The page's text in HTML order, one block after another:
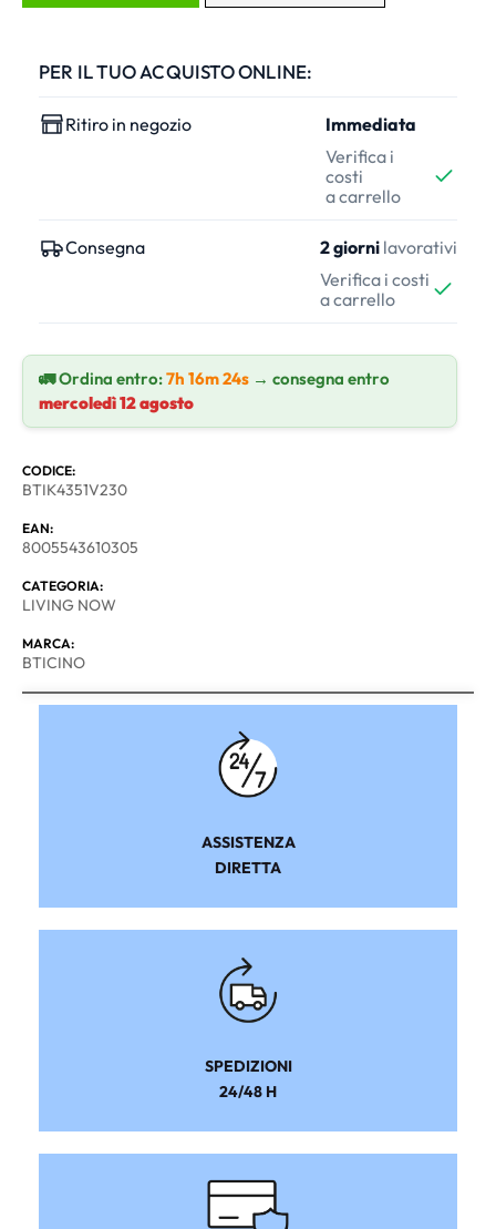
PER IL TUO ACQUISTO ONLINE:
Ritiro in negozio
Immediata
Verifica i
costi
a carrello
Consegna 2 giorni lavorativi
Verifica i costi
a carrello
🚛 Ordina entro:7h 16m 24s → consegna entro
mercoledì 12 agosto
CODICE:
BTIK4351V230
EAN:
8005543610305
CATEGORIA:
LIVING NOW
MARCA:
BTICINO
ASSISTENZA
DIRETTA
SPEDIZIONI
24/48 H